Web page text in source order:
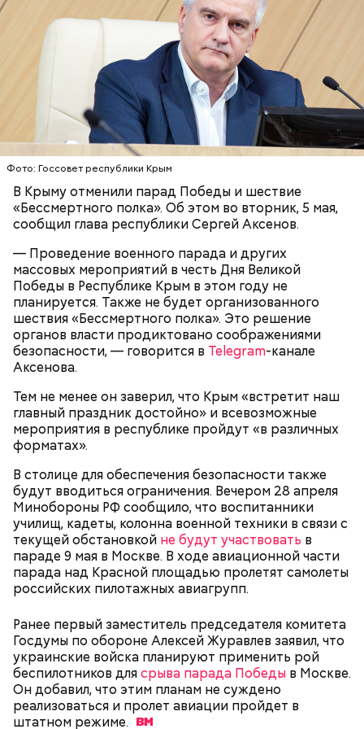
Фото: Госсовет республики Крым
В Крыму отменили парад Победы и шествие
«Бессмертного полка». Об этом во вторник, 5 мая,
сообщил глава республики Сергей Аксенов.
— Проведение военного парада и других
массовых мероприятий в честь Дня Великой
Победы в Республике Крым в этом году не
планируется. Также не будет организованного
шествия «Бессмертного полка». Это решение
органов власти продиктовано соображениями
безопасности, — говорится в Telegram-канале
Аксенова.
Тем не менее он заверил, что Крым «встретит наш
главный праздник достойно» и всевозможные
мероприятия в республике пройдут «в различных
форматах».
В столице для обеспечения безопасности также
будут вводиться ограничения. Вечером 28 апреля
Минобороны РФ сообщило, что воспитанники
училищ, кадеты, колонна военной техники в связи с
текущей обстановкой не будут участвовать в
параде 9 мая в Москве. В ходе авиационной части
парада над Красной площадью пролетят самолеты
российских пилотажных авиагрупп.
Ранее первый заместитель председателя комитета
Госдумы по обороне Алексей Журавлев заявил, что
украинские войска планируют применить рой
беспилотников длясрыва парада Победы в Москве.
Он добавил, что этим планам не суждено
реализоваться и пролет авиации пройдет в
штатном режиме.
В Международный день холостяка все мужчины
без пары видятся со своими друзьями, устраивают
вечеринки, играют в видеоигры и проводят время,
День малины со сливками
День малины со сливками отмечается в США в
честь вкусового сочетания этой ягоды со сливками.
В этот праздник люди едят не только малину со
сливками, но и другие десерты на основе этих
двух ингредиентов. Их можно купить в магазине
или сделать самостоятельно вместе со своими
родными и близкими.
Ингредиенты:
кабачок;
брынза;
растительное масло;
помидоры черри либо грунтовые.
— Кабачки нужно натереть длинными слайсами
(это можно сделать на специальной терке),
похожими на спагетти, и уложить в противень.
Дальше нужно добавить немного растительного
масла, соль, а сверху бросить хаотично
порезанную брынзу. Затем добавляются помидоры
черри или грунтовые, — рассказал шеф-повар.
беременным, кормящим женщинам;
людям с ослабленной иммунной системой;
пожилым;
детям.
— Там может содержаться огромное количество
нитратов, которое вызовет головокружение,
гипоксию и ухудшение физического состояния, —
предостерегла Соломатина.